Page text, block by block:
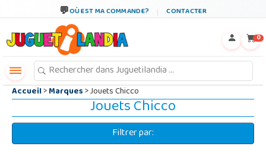
OÙ EST MA COMMANDE? CONTACTER
0
Accueil>Marques> Jouets Chicco
Jouets Chicco
Filtrer par: